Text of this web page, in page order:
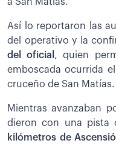
a San Matías.
Así lo reportaron las
del operativo y la
del oficial , quien
emboscada ocurrida
cruceño de San Matías.
Mientras avanzaban
dieron con una pista
kilómetros de